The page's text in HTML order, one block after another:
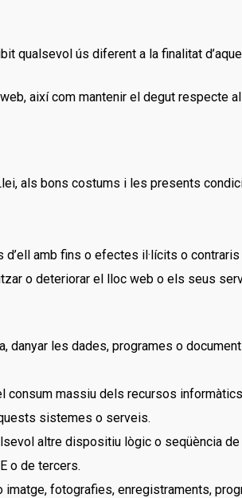
qualsevol ús diferent a la finalitat
així com mantenir el degut respecte
als bons costums i les presents
amb fins o efectes il·lícits o
o deteriorar el lloc web o els seus
danyar les dades, programes o
consum massiu dels recursos
sistemes o serveis.
altre dispositiu lògic o seqüència
o de tercers.
fotografies, enregistraments,